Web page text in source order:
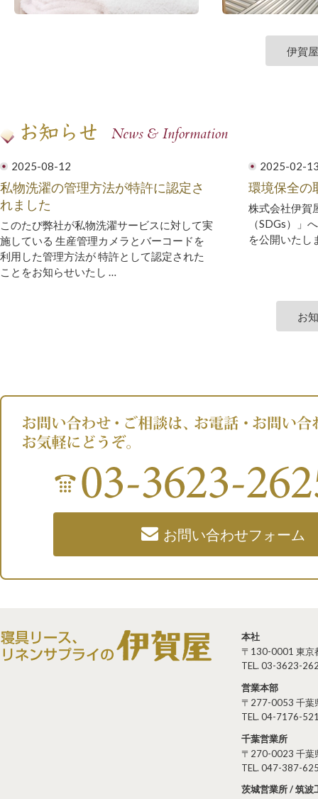
伊賀
News & Information
2025-08-12
私物洗濯の管理方法が特許に認定さ
れました
このたび弊社が私物洗濯サービスに対して実
施している 生産管理カメラとバーコードを
利用した管理方法が 特許として認定された
ことをお知らせいたし …
2025-02-
環境保全の
株式会社伊賀
（SDGs）」
を公開いたし
お
お問い合わせフォーム
本社
〒130-0001 東京
TEL. 03-3623-
営業本部
〒277-0053 千葉
TEL. 04-7176-
千葉営業所
〒270-0023 千葉
TEL. 047-387-
茨城営業所 / 筑波